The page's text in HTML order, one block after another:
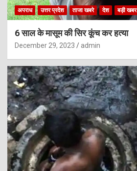
अपराध उत्तर प्रदेश ताजा खबरे देश बड़ी खबर
6 साल के मासूम की सिर कूंच कर हत्या
December 29, 2023 admin